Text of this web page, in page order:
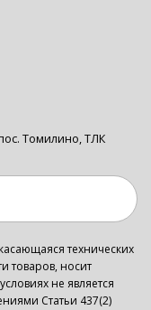
Томилино, ТЛК
технических
товаров, носит
не является
Статьи 437(2)